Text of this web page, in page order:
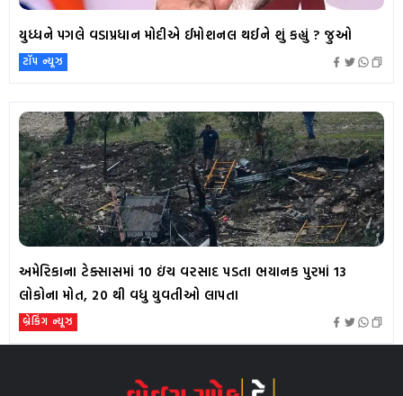
યુધ્ધને પગલે વડાપ્રધાન મોદીએ ઈમોશનલ થઈને શું કહ્યું ? જુઓ
ટૉપ ન્યૂઝ
અમેરિકાના ટેક્સાસમાં 10 ઇંચ વરસાદ પડતા ભયાનક પુરમાં 13
લોકોના મોત, 20 થી વધુ યુવતીઓ લાપતા
બ્રેકિંગ ન્યૂઝ